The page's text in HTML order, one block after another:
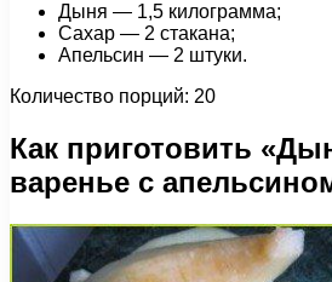
Дыня — 1,5 килограмма;
Сахар — 2 стакана;
Апельсин — 2 штуки.
Количество порций: 20
Как приготовить
варенье с